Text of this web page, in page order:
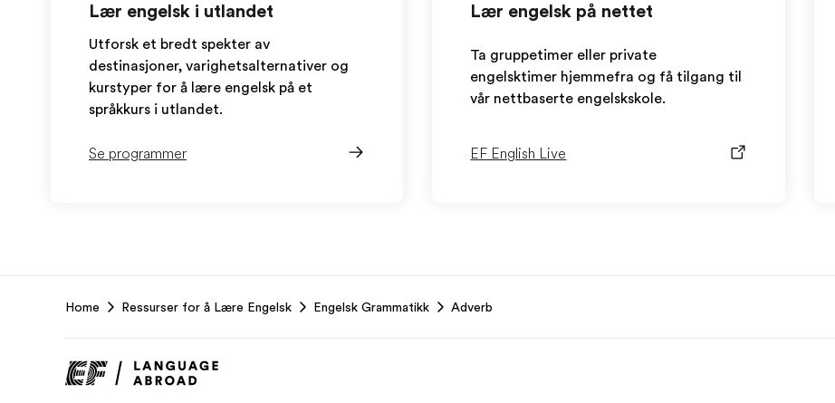
Lær engelsk i utlandet
Utforsk et bredt spekter av
destinasjoner, varighetsalternativer og
kurstyper for å lære engelsk på et
språkkurs i utlandet.
Se programmer
Lær engelsk på nettet
Ta gruppetimer eller private
engelsktimer hjemmefra og få tilgang til
vår nettbaserte engelskskole.
EF English Live
Home Ressurser for å Lære Engelsk Engelsk Grammatikk Adverb